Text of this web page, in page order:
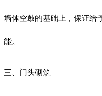
墙体空鼓的基础上，保证给
能。
三、门头砌筑